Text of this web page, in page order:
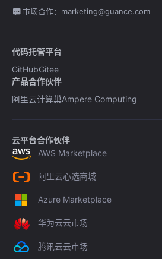
市场合作：marketing@guance.com
代码托管平台
GitHubGitee
产品合作伙伴
阿里云计算巢Ampere Computing
云平台合作伙伴
AWS Marketplace
阿里云心选商城
Azure Marketplace
华为云云市场
腾讯云云市场